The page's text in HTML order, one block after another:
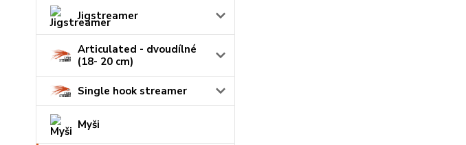
Jigstreamer
Articulated - dvoudílné
(18- 20 cm)
Single hook streamer
Myši